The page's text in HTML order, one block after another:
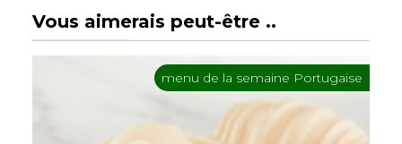
Vous aimerais peut-être ..
menu de la semaine Portugaise